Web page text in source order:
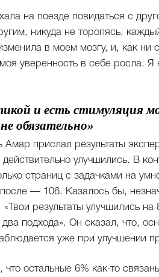
на поезде повидаться с
никуда не торопясь,
изменила в моем мозгу, и, как
уверенность в себе росла. Я
и есть стимуляция
обязательно»
Амар прислал результаты
улучшились. В
страниц с задачками на
— 106. Казалось бы,
«Твои результаты улучшились
подхода». Он сказал, что,
уже при улучшении
остальные 6% как-то